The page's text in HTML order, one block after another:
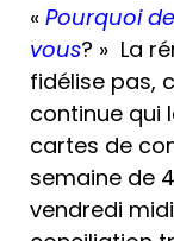
« Pourquoi
vous? » La
fidélise pas,
continue qui
cartes de
semaine de
vendredi